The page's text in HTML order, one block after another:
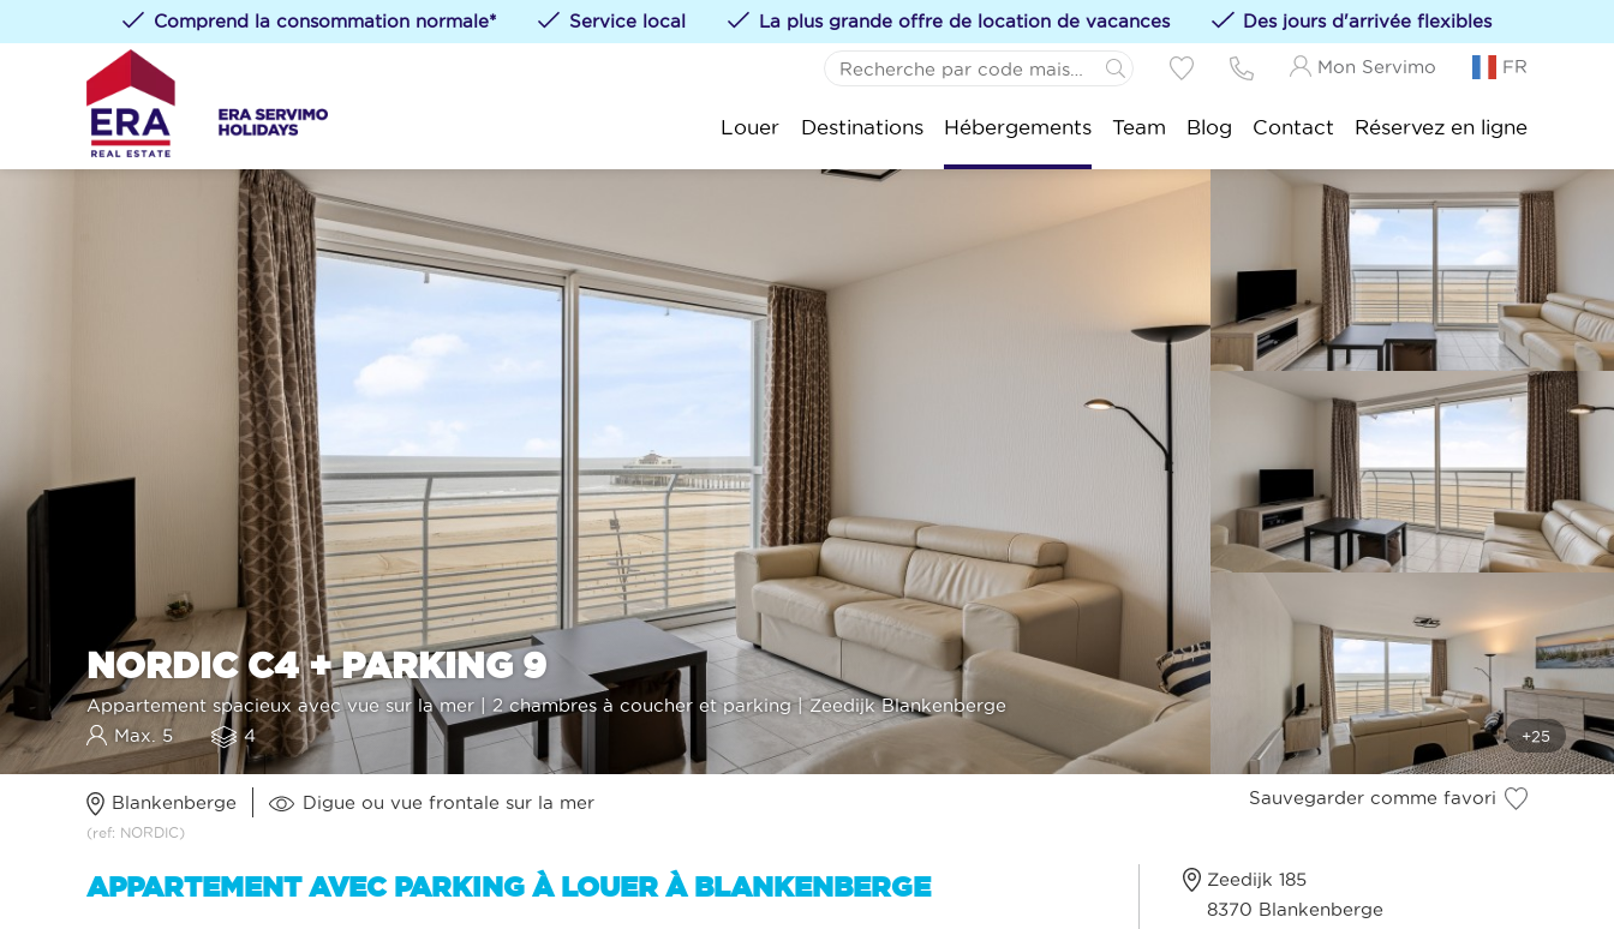
Comprend la consommation normale* Service local La plus grande offre de location de vacances Des jours d'arrivée flexibles
Vous pouvez ajouter des hébergements à vos favoris en cliquant sur le
Knokke-Heist:
Mon Servimo FR
Louer Destinations Hébergements Team Blog Contact Réservez en ligne
NORDIC C4 + PARKING 9
Appartement spacieux avec vue sur la mer | 2 chambres à coucher et parking | Zeedijk Blankenberge
Max. 5
4
Blankenberge Digue ou vue frontale sur la mer
(ref: NORDIC)
Sauvegarder comme favori
APPARTEMENT AVEC PARKING À LOUER À BLANKENBERGE
Zeedijk 185
8370 Blankenberge